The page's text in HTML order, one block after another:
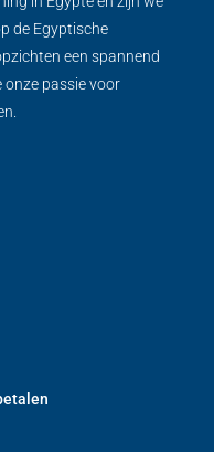
de Egyptische
een spannend
onze passie voor